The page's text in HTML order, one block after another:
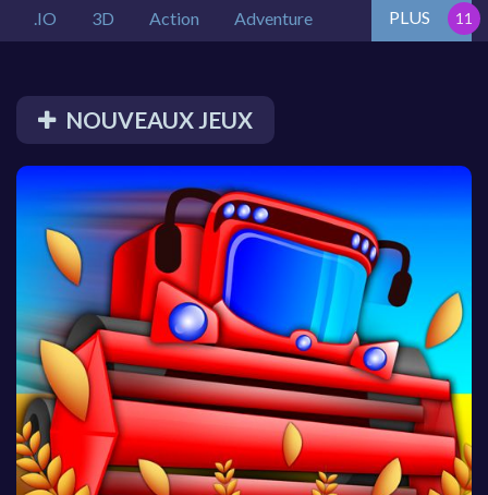
.IO 3D Action Adventure PLUS
NOUVEAUX JEUX